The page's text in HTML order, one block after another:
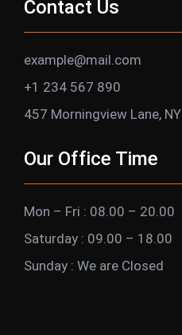
Contact Us
example@mail.com
+1 234 567 890
457 Morningview Lane, NY
Our Office Time
Mon – Fri : 08.00 – 20.00
Saturday : 09.00 – 18.00
Sunday : We are Closed